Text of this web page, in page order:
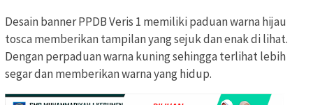
Desain banner PPDB Veris 1 memiliki paduan warna hijau
tosca memberikan tampilan yang sejuk dan enak di lihat.
Dengan perpaduan warna kuning sehingga terlihat lebih
segar dan memberikan warna yang hidup.